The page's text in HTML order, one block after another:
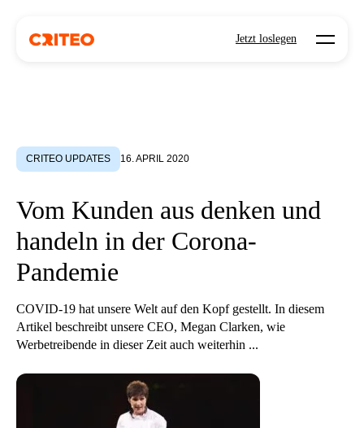
Jetzt loslegen Open
CRITEO UPDATES 16. APRIL 2020
Vom Kunden aus denken und
handeln in der Corona-
Pandemie
COVID-19 hat unsere Welt auf den Kopf gestellt. In diesem
Artikel beschreibt unsere CEO, Megan Clarken, wie
Werbetreibende in dieser Zeit auch weiterhin ...